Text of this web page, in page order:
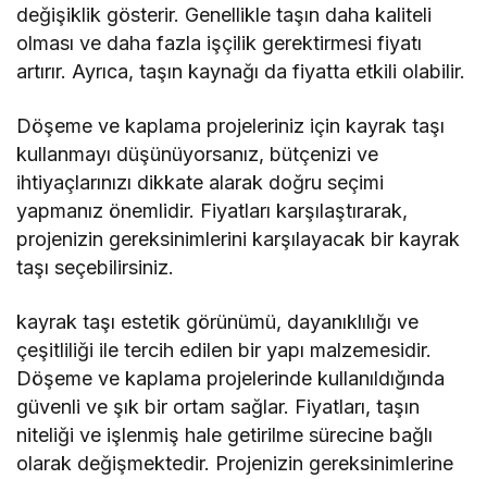
değişiklik gösterir. Genellikle taşın daha kaliteli
olması ve daha fazla işçilik gerektirmesi fiyatı
artırır. Ayrıca, taşın kaynağı da fiyatta etkili olabilir.
Döşeme ve kaplama projeleriniz için kayrak taşı
kullanmayı düşünüyorsanız, bütçenizi ve
ihtiyaçlarınızı dikkate alarak doğru seçimi
yapmanız önemlidir. Fiyatları karşılaştırarak,
projenizin gereksinimlerini karşılayacak bir kayrak
taşı seçebilirsiniz.
kayrak taşı estetik görünümü, dayanıklılığı ve
çeşitliliği ile tercih edilen bir yapı malzemesidir.
Döşeme ve kaplama projelerinde kullanıldığında
güvenli ve şık bir ortam sağlar. Fiyatları, taşın
niteliği ve işlenmiş hale getirilme sürecine bağlı
olarak değişmektedir. Projenizin gereksinimlerine